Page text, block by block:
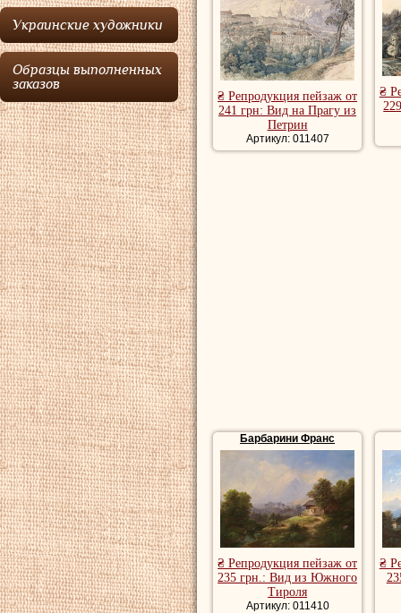
Украинские художники
Образцы выполненных
заказов
Швейцарию, где
офорты.
Купить
репродукции
художника,
₴ Репродукция пейзаж от
241 грн: Вид на Прагу из
Петрин
Артикул: 011407
₴
Барбарини Франс
₴ Репродукция пейзаж от
235 грн.: Вид из Южного
Тироля
Артикул: 011410
₴